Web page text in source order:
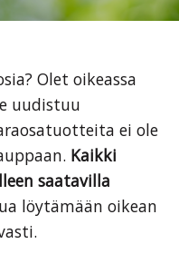
Olet oikeassa
uudistuu
ei ole
Kaikki
saatavilla
löytämään oikean